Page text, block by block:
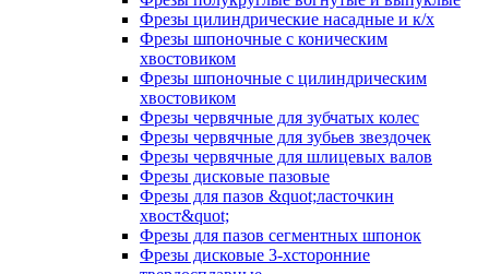
Фрезы цилиндрические насадные и к/х
Фрезы шпоночные с коническим
хвостовиком
Фрезы шпоночные с цилиндрическим
хвостовиком
Фрезы червячные для зубчатых колес
Фрезы червячные для зубьев звездочек
Фрезы червячные для шлицевых валов
Фрезы дисковые пазовые
Фрезы для пазов &quot;ласточкин
хвост&quot;
Фрезы для пазов сегментных шпонок
Фрезы дисковые 3-хсторонние